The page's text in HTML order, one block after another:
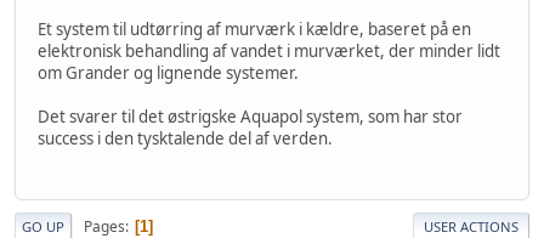
Et system til udtørring af murværk i kældre, baseret på en
elektronisk behandling af vandet i murværket, der minder lidt
om Grander og lignende systemer.
Det svarer til det østrigske Aquapol system, som har stor
success i den tysktalende del af verden.
GO UP Pages 1 USER ACTIONS